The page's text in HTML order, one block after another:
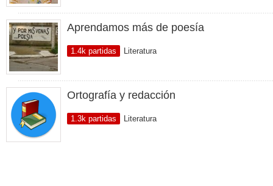
Aprendamos más de poesía
1.4k partidas Literatura
Ortografía y redacción
1.3k partidas Literatura